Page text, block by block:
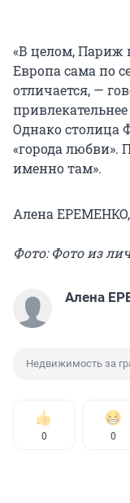
«В целом, Париж
Европа сама по
отличается, —
Однако столица
«города любви».
именно там».
Алена
Фото: Фото из
Алена
Недвижимость за
0 0